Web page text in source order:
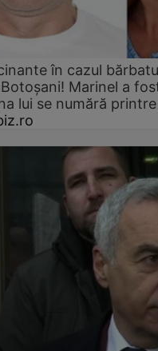
în cazul
Marinel a
lui se numără